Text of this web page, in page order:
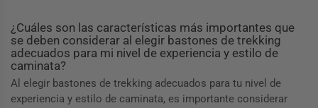
¿Cuáles son las características más importantes que
se deben considerar al elegir bastones de trekking
adecuados para mi nivel de experiencia y estilo de
caminata?
Al elegir bastones de trekking adecuados para tu nivel de
experiencia y estilo de caminata, es importante considerar